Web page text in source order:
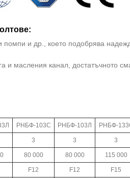
помпи и др., което подобрява
и масления канал, достатъчното
РНБФ-103С РНБФ-103Л РНБФ-
3 3 3
80 000 80 000 115 000
F12 F12 F15